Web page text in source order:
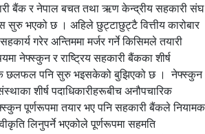
बैंक र नेपाल बचत तथा ऋण केन्द्रीय सहकारी संघ
सुरु भएको छ । अहिले छुट्टाछुट्टै वित्तीय कारोबार
गरेर अन्तिममा मर्जर गर्ने किसिमले तयारी
नेफ्स्कुन र राष्ट्रिय सहकारी बैंकका शीर्ष
छलफल पनि सुरु भइसकेको बुझिएको छ । नेफ्स्कुन
शीर्ष पदाधिकारीहरूबीच अनौपचारिक
पूर्णरूपमा तयार भए पनि सहकारी बैंकले नियामक
लिनुपर्ने भएकोले पूर्णरूपमा सहमति